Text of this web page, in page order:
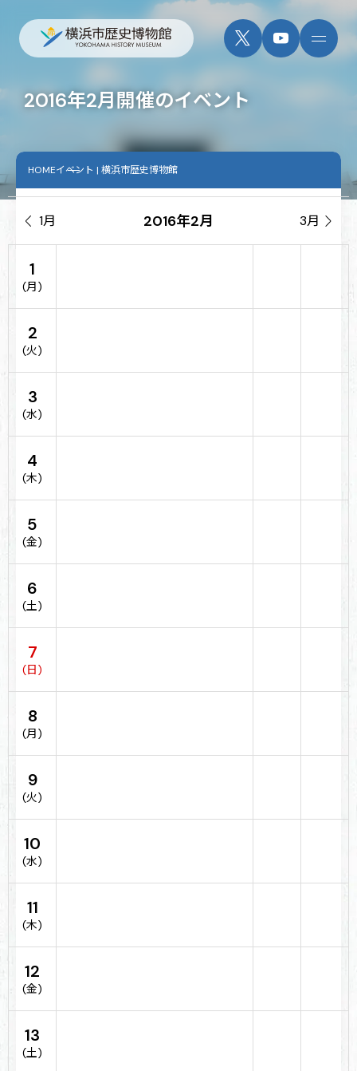
2016年2月開催のイベント
HOMEイベント | 横浜市歴史博物館
 1月 2016年2月 3月 
1
(月)
2
(火)
3
(水)
4
(木)
5
(金)
6
(土)
7
(日)
8
(月)
9
(火)
10
(水)
11
(木)
12
(金)
13
(土)